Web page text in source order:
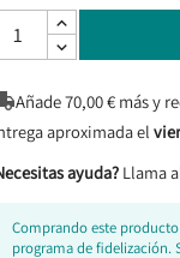
Añade70,00€ más y
aproximada el
ayuda? Llama
Comprando este
programa de